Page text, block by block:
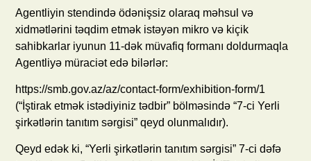
Agentliyin stendində ödənişsiz olaraq məhsul və
xidmətlərini təqdim etmək istəyən mikro və kiçik
sahibkarlar iyunun 11-dək müvafiq formanı doldurmaqla
Agentliyə müraciət edə bilərlər:
https://smb.gov.az/az/contact-form/exhibition-form/1
(“İştirak etmək istədiyiniz tədbir” bölməsində “7-ci Yerli
şirkətlərin tanıtım sərgisi” qeyd olunmalıdır).
Qeyd edək ki, “Yerli şirkətlərin tanıtım sərgisi” 7-ci dəfə